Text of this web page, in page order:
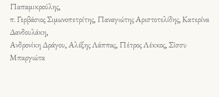
Παπαμικρούλης,
π. Γερβάσιος Σιμωνοπετρίτης, Παναγιώτης Αριστοτελίδης, Κατερίνα
Δανδουλάκη,
Ανδρονίκη Δράγου, Αλέξης Λάππας, Πέτρος Λέκκος, Σίσσυ
Μπαργιώτα